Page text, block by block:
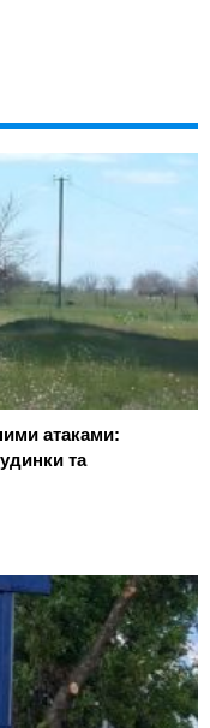
атаками:
та